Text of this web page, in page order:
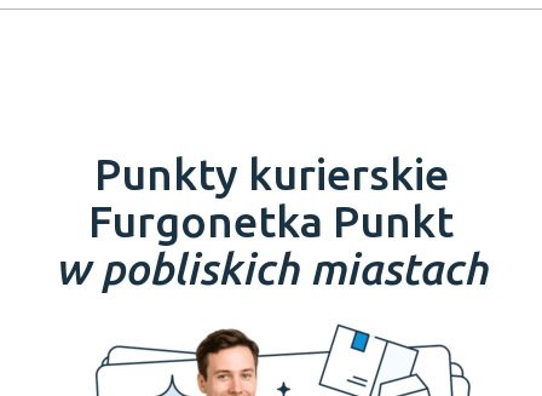
Punkty kurierskie
Furgonetka Punkt
w pobliskich miastach